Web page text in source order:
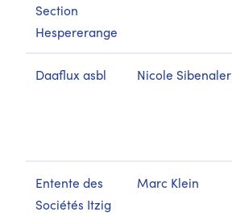
Section
Hespererange
Daaflux asbl Nicole Sibenaler
Entente des
Sociétés Itzig
Marc Klein